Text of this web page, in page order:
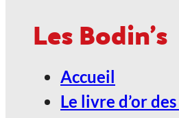
Les Bodin's
Accueil
Le livre d’or